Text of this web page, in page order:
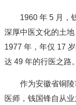
1960 年 5 月，
深厚中医文化的土地
1977 年，年仅 17
达 49 年的行医之路。
作为安徽省铜
医师，钱国锋自从